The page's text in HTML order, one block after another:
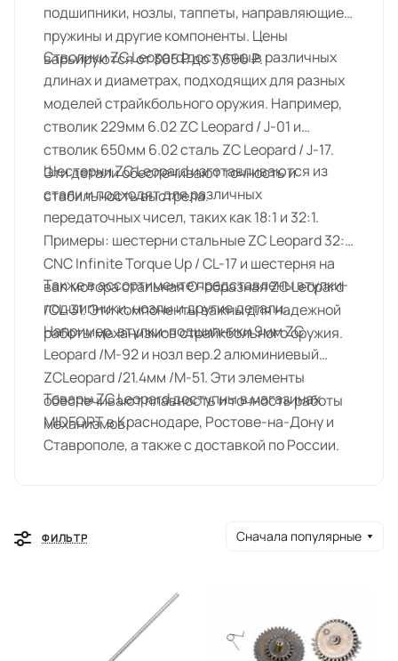
подшипники, нозлы, таппеты, направляющие,
пружины и другие компоненты. Цены
варьируются от 305 ₽ до 3 690 ₽.
Стволики ZC Leopard доступны в различных
длинах и диаметрах, подходящих для разных
моделей страйкбольного оружия. Например,
стволик 229мм 6.02 ZC Leopard / J-01 и
стволик 650мм 6.02 сталь ZC Leopard / J-17.
Эти детали обеспечивают точность и
стабильность выстрела.
Шестерни ZC Leopard изготавливаются из
стали и подходят для различных
передаточных чисел, таких как 18:1 и 32:1.
Примеры: шестерни стальные ZC Leopard 32:1
CNC Infinite Torque Up / CL-17 и шестерня на
вал мотора стальная O-образная ZC Leopard
/CL-31. Эти компоненты важны для надежной
работы механизмов страйкбольного оружия.
Также в ассортименте представлены втулки-
подшипники, нозлы и другие детали.
Например, втулки-подшипники 9мм ZC
Leopard /M-92 и нозл вер.2 алюминиевый
ZCLeopard /21.4мм /M-51. Эти элементы
обеспечивают плавность и точность работы
механизмов.
Товары ZC Leopard доступны в магазинах
MIDFORT в Краснодаре, Ростове-на-Дону и
Ставрополе, а также с доставкой по России.
ФИЛЬТР Сначала популярные